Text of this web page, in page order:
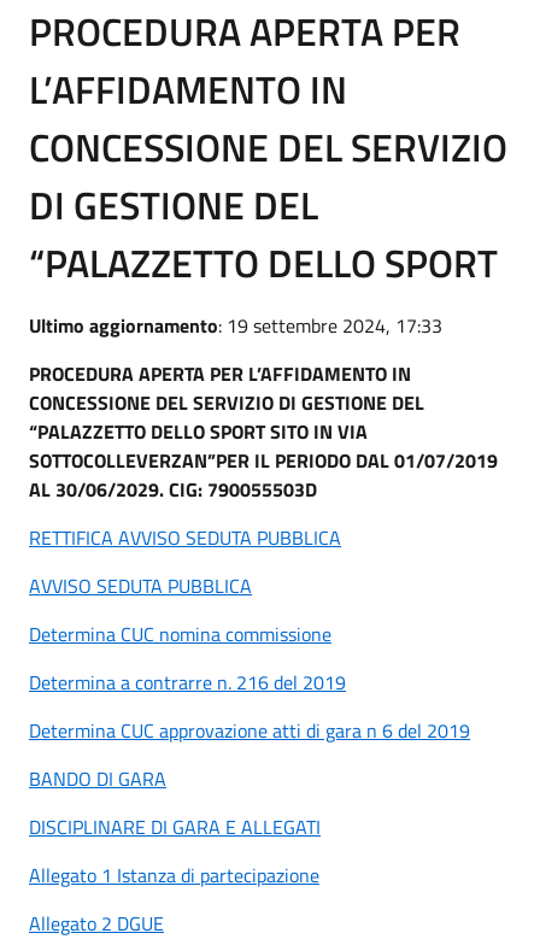
PROCEDURA APERTA PER
L’AFFIDAMENTO IN
CONCESSIONE DEL SERVIZIO
DI GESTIONE DEL
“PALAZZETTO DELLO SPORT
Ultimo aggiornamento: 19 settembre 2024, 17:33
PROCEDURA APERTA PER L’AFFIDAMENTO IN
CONCESSIONE DEL SERVIZIO DI GESTIONE DEL
“PALAZZETTO DELLO SPORT SITO IN VIA
SOTTOCOLLEVERZAN”PER IL PERIODO DAL 01/07/2019
AL 30/06/2029. CIG: 790055503D
RETTIFICA AVVISO SEDUTA PUBBLICA
AVVISO SEDUTA PUBBLICA
Determina CUC nomina commissione
Determina a contrarre n. 216 del 2019
Determina CUC approvazione atti di gara n 6 del 2019
BANDO DI GARA
DISCIPLINARE DI GARA E ALLEGATI
Allegato 1 Istanza di partecipazione
Allegato 2 DGUE